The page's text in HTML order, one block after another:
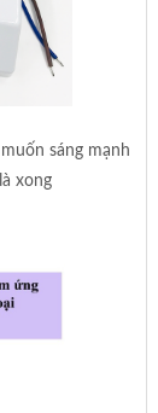
sáng mạnh
xong